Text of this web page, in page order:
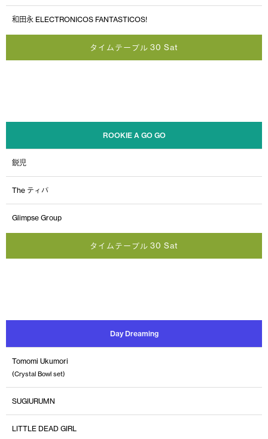
和田永 ELECTRONICOS FANTASTICOS!
タイムテーブル 30 Sat
ROOKIE A GO GO
鋭児
The ティバ
Glimpse Group
タイムテーブル 30 Sat
Day Dreaming
Tomomi Ukumori
(Crystal Bowl set)
SUGIURUMN
LITTLE DEAD GIRL